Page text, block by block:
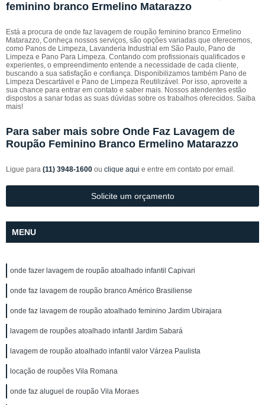
feminino branco Ermelino Matarazzo
Está a procura de onde faz lavagem de roupão feminino branco Ermelino
Matarazzo, Conheça nossos serviços, são opções variadas que oferecemos,
como Panos de Limpeza, Lavanderia Industrial em São Paulo, Pano de
Limpeza e Pano Para Limpeza. Contando com profissionais qualificados e
experientes, o empreendimento entende a necessidade de cada cliente,
buscando a sua satisfação e confiança. Disponibilizamos também Pano de
Limpeza Descartável e Pano de Limpeza Reutilizável. Por isso, aproveite a
sua chance para entrar em contato e saber mais. Nossos atendentes estão
dispostos a sanar todas as suas dúvidas sobre os trabalhos oferecidos. Saiba
mais!
Para saber mais sobre Onde Faz Lavagem de
Roupão Feminino Branco Ermelino Matarazzo
Ligue para (11) 3948-1600 ou clique aqui e entre em contato por email.
Solicite um orçamento
MENU
onde fazer lavagem de roupão atoalhado infantil Capivari
onde faz lavagem de roupão branco Américo Brasiliense
onde faz lavagem de roupão atoalhado feminino Jardim Ubirajara
lavagem de roupões atoalhado infantil Jardim Sabará
lavagem de roupão atoalhado infantil valor Várzea Paulista
locação de roupões Vila Romana
onde faz aluguel de roupão Vila Moraes